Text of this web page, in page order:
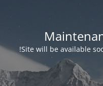
Site will be available